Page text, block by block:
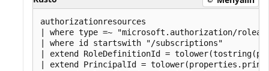
authorizationresources
| where type =~ "microsoft.authorization/
| where id startswith "/subscriptions"
| extend RoleDefinitionId =
| extend PrincipalId =